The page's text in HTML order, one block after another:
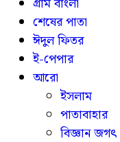
শেষের পাতা
ঈদুল ফিতর
ই-পেপার
আরো
ইসলাম
পাতাবাহার
বিজ্ঞান জগৎ